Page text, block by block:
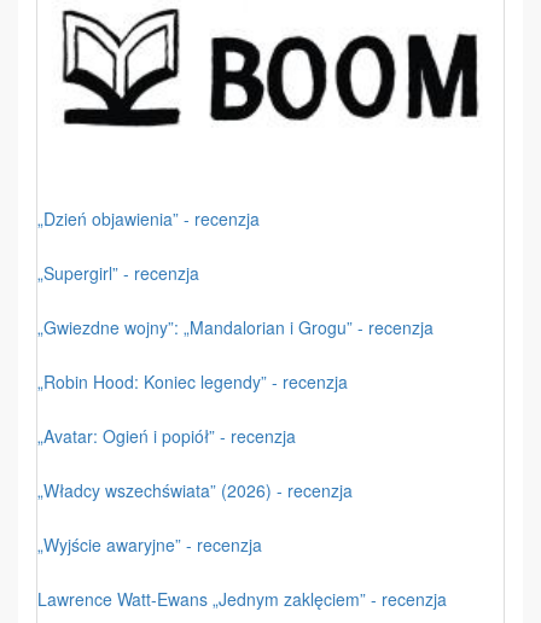
„Dzień objawienia” - recenzja
„Supergirl” - recenzja
„Gwiezdne wojny”: „Mandalorian i Grogu” - recenzja
„Robin Hood: Koniec legendy” - recenzja
„Avatar: Ogień i popiół” - recenzja
„Władcy wszechświata” (2026) - recenzja
„Wyjście awaryjne” - recenzja
Lawrence Watt-Ewans „Jednym zaklęciem” - recenzja